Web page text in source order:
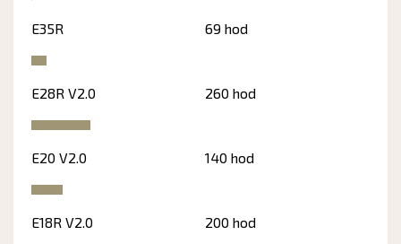
E35R 69 hod
E28R V2.0 260 hod
E20 V2.0 140 hod
E18R V2.0 200 hod